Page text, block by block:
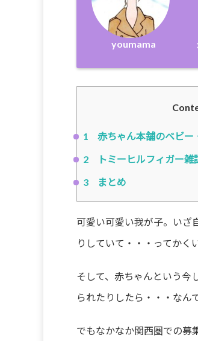
youmama
1
赤ちゃん本舗のベビー
2
トミーヒルフィガー
3
まとめ
可愛い可愛い我が子。いざ
りしていて・・・ってかく
そして、赤ちゃんという今
られたりしたら・・・なん
でもなかなか関西圏での募